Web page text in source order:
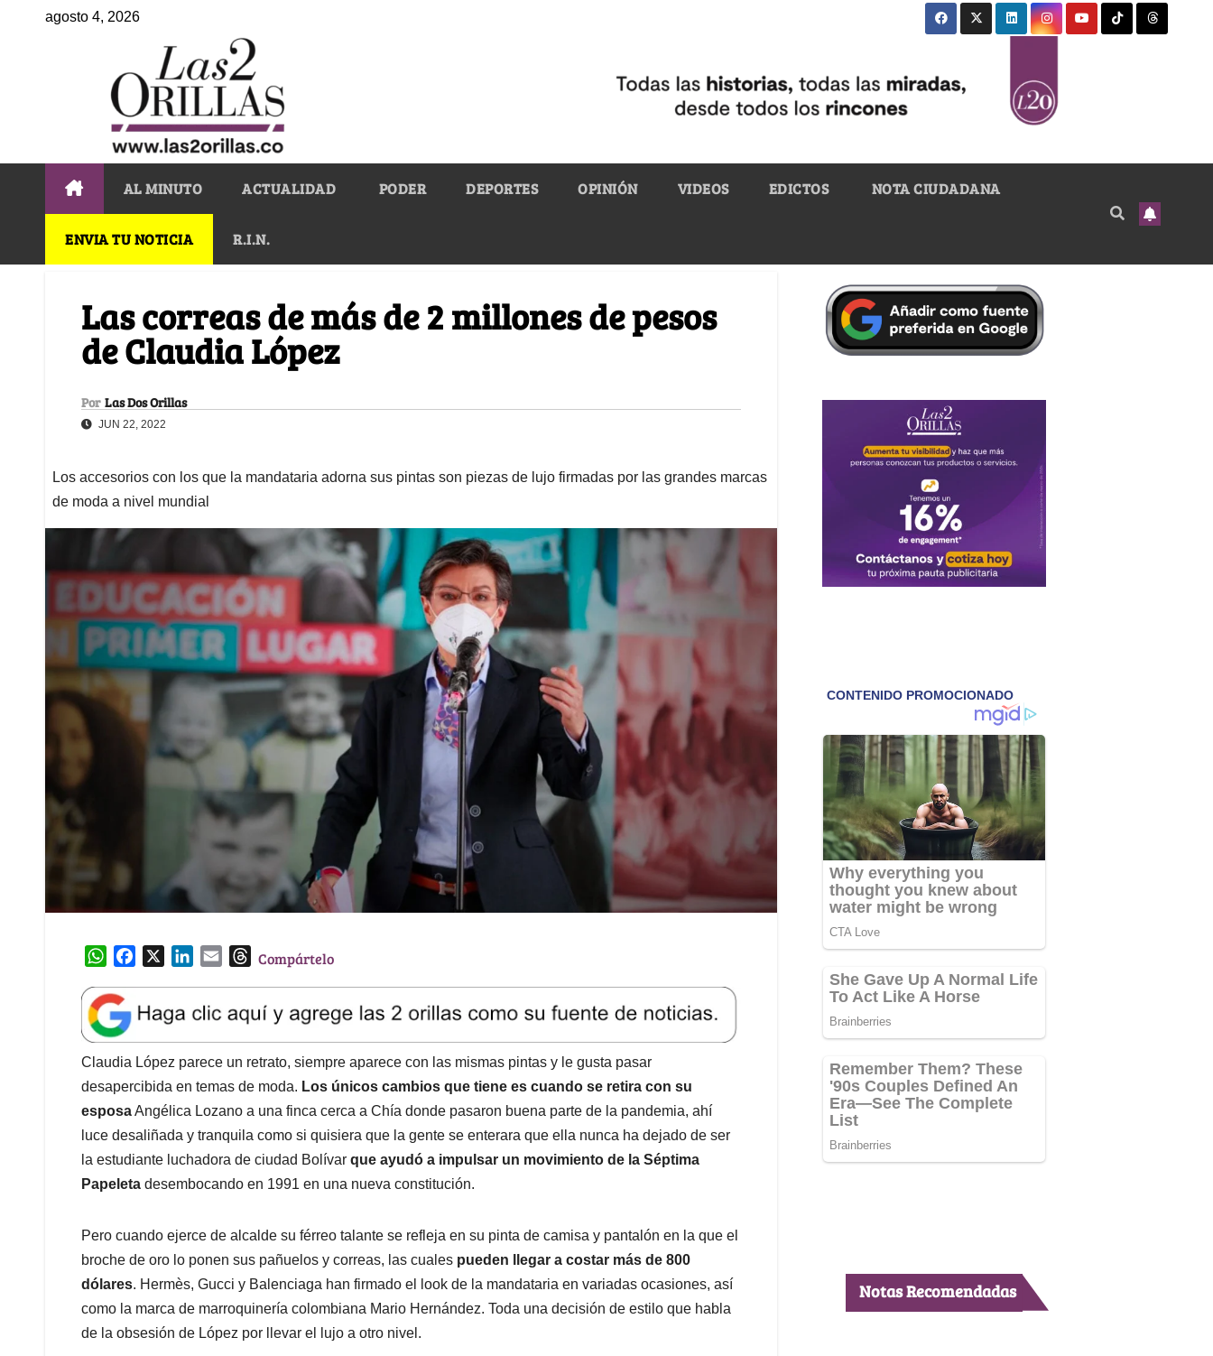
agosto 4, 2026
AL MINUTO ACTUALIDAD PODER DEPORTES OPINIÓN VIDEOS EDICTOS NOTA CIUDADANA
ENVIA TU NOTICIA R.I.N.
Las correas de más de 2 millones de pesos
de Claudia López
Por Las Dos Orillas
JUN 22, 2022
Los accesorios con los que la mandataria adorna sus pintas son piezas de lujo firmadas por las grandes marcas
de moda a nivel mundial
W
a
t
s
A
p
p
e
b
o
o
k
k
e
d
I
n
l
T
e
a
d
s
Compártelo
Claudia López parece un retrato, siempre aparece con las mismas pintas y le gusta pasar
desapercibida en temas de moda. Los únicos cambios que tiene es cuando se retira con su
esposaAngélica Lozano a una finca cerca a Chía donde pasaron buena parte de la pandemia, ahí
luce desaliñada y tranquila como si quisiera que la gente se enterara que ella nunca ha dejado de ser
la estudiante luchadora de ciudad Bolívar que ayudó a impulsar un movimiento de la Séptima
Papeleta desembocando en 1991 en una nueva constitución.
Pero cuando ejerce de alcalde su férreo talante se refleja en su pinta de camisa y pantalón en la que el
broche de oro lo ponen sus pañuelos y correas, las cuales pueden llegar a costar más de 800
dólares. Hermès, Gucci y Balenciaga han firmado el look de la mandataria en variadas ocasiones, así
como la marca de marroquinería colombiana Mario Hernández. Toda una decisión de estilo que habla
de la obsesión de López por llevar el lujo a otro nivel.
Notas Recomendadas